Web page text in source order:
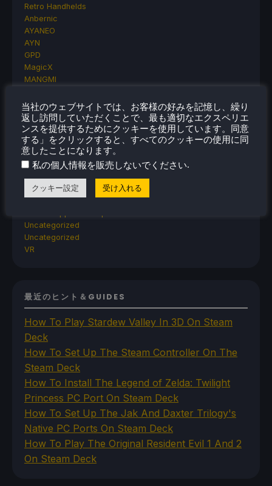
Retro Handhelds
Anbernic
AYANEO
AYN
GPD
MagicX
MANGMI
Retroid
Rumors
TrimUI
SDHQ
Steam
Steam Controller
Steam Frame
Steam Machine
Uncategorized
Uncategorized
VR
最近のヒント＆GUIDES
How To Play Stardew Valley In 3D On Steam
Deck
How To Set Up The Steam Controller On The
Steam Deck
How To Install The Legend of Zelda: Twilight
Princess PC Port On Steam Deck
How To Set Up The Jak And Daxter Trilogy's
Native PC Ports On Steam Deck
How To Play The Original Resident Evil 1 And 2
On Steam Deck
当社のウェブサイトでは、お客様の好みを記憶し、繰り
返し訪問していただくことで、最も適切なエクスペリエ
ンスを提供するためにクッキーを使用しています。同意
する」をクリックすると、すべてのクッキーの使用に同
意したことになります。
私の個人情報を販売しないでください.
クッキー設定 受け入れる